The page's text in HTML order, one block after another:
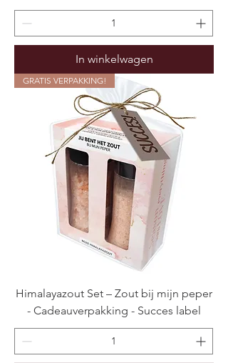
In winkelwagen
GRATIS VERPAKKING!
Himalayazout Set – Zout bij mijn peper
- Cadeauverpakking - Succes label